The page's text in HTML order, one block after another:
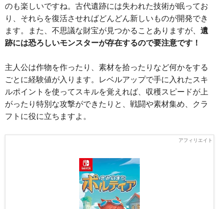
のも楽しいですね。古代遺跡には失われた技術が眠ってお
り、それらを復活させればどんどん新しいものが開発でき
ます。また、不思議な財宝が見つかることありますが、 遺
跡には恐ろしいモンスターが存在するので要注意です！
主人公は作物を作ったり、素材を拾ったりなど何かをする
ごとに経験値が入ります。レベルアップで手に入れたスキ
ルポイントを使ってスキルを覚えれば、収穫スピードが上
がったり特別な攻撃ができたりと、戦闘や素材集め、クラ
フトに役に立ちますよ。